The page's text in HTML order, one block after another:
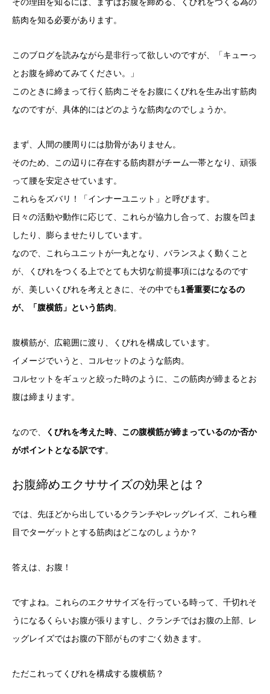
その理由を知るには、まずはお腹を締める、くびれをつくる為の
筋肉を知る必要があります。
このブログを読みながら是非行って欲しいのですが、「キューっ
とお腹を締めてみてください。」
このときに締まって行く筋肉こそをお腹にくびれを生み出す筋肉
なのですが、具体的にはどのような筋肉なのでしょうか。
まず、人間の腰周りには肋骨がありません。
そのため、この辺りに存在する筋肉群がチーム一帯となり、頑張
って腰を安定させています。
これらをズバリ！「インナーユニット」と呼びます。
日々の活動や動作に応じて、これらが協力し合って、お腹を凹ま
したり、膨らませたりしています。
なので、これらユニットが一丸となり、バランスよく動くこと
が、くびれをつくる上でとても大切な前提事項にはなるのです
が、美しいくびれを考えときに、その中でも1番重要になるの
が、「腹横筋」という筋肉。
腹横筋が、広範囲に渡り、くびれを構成しています。
イメージでいうと、コルセットのような筋肉。
コルセットをギュッと絞った時のように、この筋肉が締まるとお
腹は締まります。
なので、
くびれを考えた時、この腹横筋が締まっているのか否か
がポイントとなる訳です。
お腹締めエクササイズの効果とは？
では、先ほどから出しているクランチやレッグレイズ、これら種
目でターゲットとする筋肉はどこなのしょうか？
答えは、お腹！
ですよね。これらのエクササイズを行っている時って、千切れそ
うになるくらいお腹が張りますし、クランチではお腹の上部、レ
ッグレイズではお腹の下部がものすごく効きます。
ただこれってくびれを構成する腹横筋？